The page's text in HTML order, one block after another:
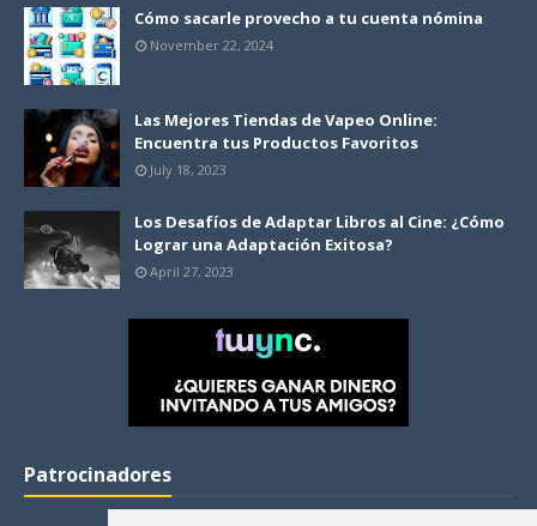
Cómo sacarle provecho a tu cuenta nómina
November 22, 2024
Las Mejores Tiendas de Vapeo Online:
Encuentra tus Productos Favoritos
July 18, 2023
Los Desafíos de Adaptar Libros al Cine: ¿Cómo
Lograr una Adaptación Exitosa?
April 27, 2023
Patrocinadores